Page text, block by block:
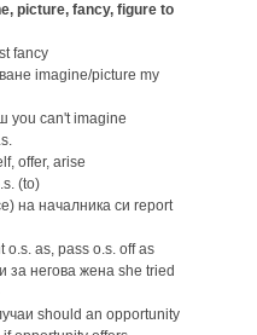
picture, fancy, figure to
fancy
imagine/picture my
you can't imagine
offer, arise
(to)
на началника си report
as, pass o.s. off as
за негова жена she tried
should an opportunity